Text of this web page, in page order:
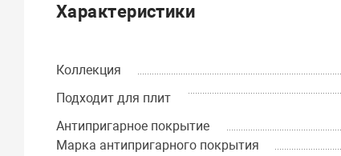
Характеристики
Коллекция
Подходит для плит
Антипригарное покрытие
Марка антипригарного покрытия